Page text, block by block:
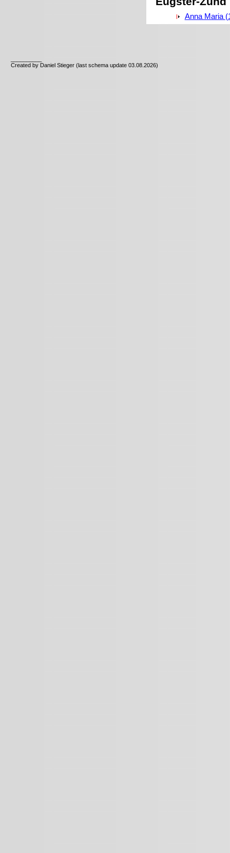
Anna Maria
Created by Daniel Stieger (last schema update 03.08.2026)